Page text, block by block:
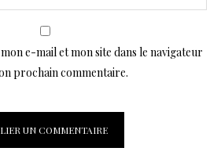
e-mail et mon site dans le navigateur
prochain commentaire.